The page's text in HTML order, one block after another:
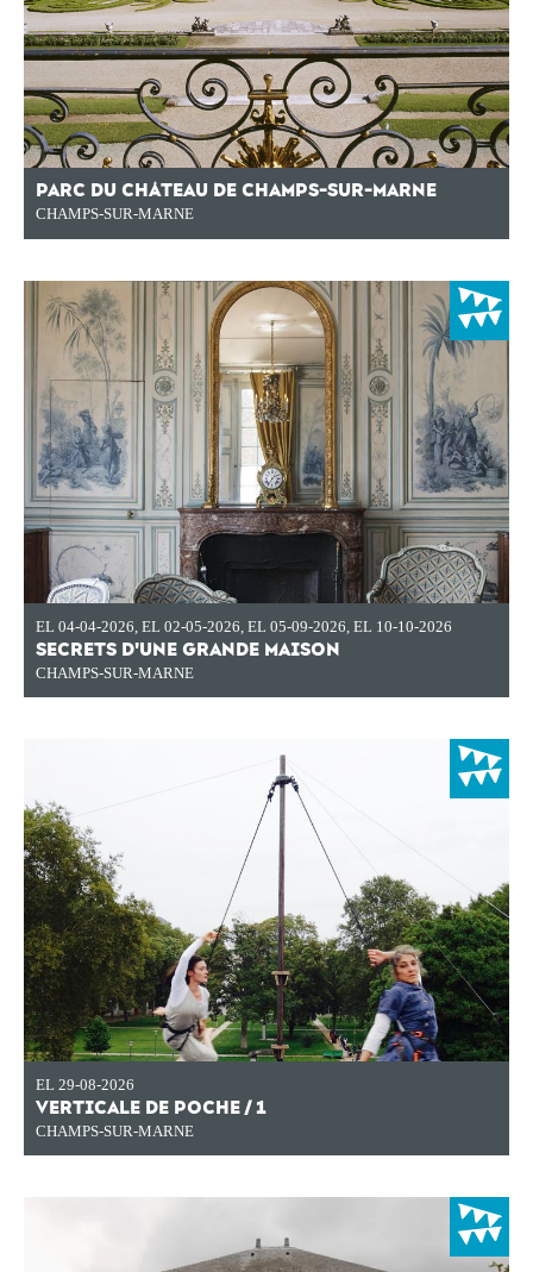
PARC DU CHÂTEAU DE CHAMPS-SUR-MARNE
CHAMPS-SUR-MARNE
EL 04-04-2026 EL 02-05-2026 EL 05-09-2026 EL 10-10-2026
SECRETS D'UNE GRANDE MAISON
CHAMPS-SUR-MARNE
EL 29-08-2026
VERTICALE DE POCHE / 1
CHAMPS-SUR-MARNE